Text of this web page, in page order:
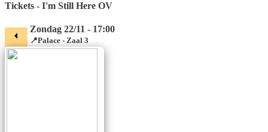
Tickets - I'm Still Here OV
arrow_left Zondag 22/11 - 17:00
📍Palace - Zaal 3